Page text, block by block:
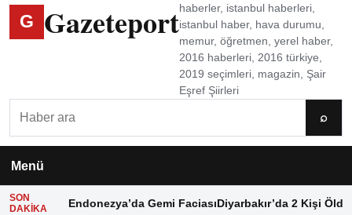
G Gazeteporthaberler, istanbul haberleri,
istanbul haber, hava durumu,
memur, öğretmen, yerel haber,
2016 haberleri, 2016 türkiye,
2019 seçimleri, magazin, Şair
Eşref Şiirleri
⌕
Menü
SON
DAKIKA
Endonezya’da Gemi FaciasıDiyarbakır’da 2 Kişi Öldü